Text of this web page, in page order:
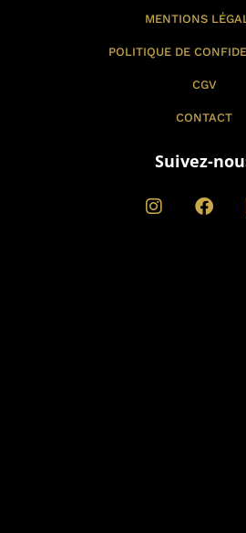
MENTIONS
POLITIQUE DE
CGV
CONTACT
Suivez-